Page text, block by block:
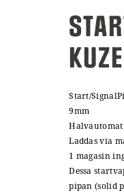
Start/
9mm
Halvautomat
Laddas via
1 magasin
Dessa
pipan (solid